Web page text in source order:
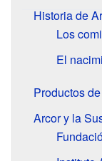
Historia de
Los
El
Productos
Arcor y la